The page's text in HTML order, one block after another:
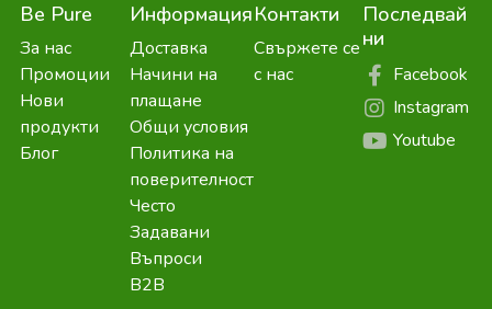
Be Pure
За нас
Промоции
Нови
продукти
Блог
Информация
Доставка
Начини на
плащане
Общи условия
Политика на
поверителност
Често
Задавани
Въпроси
B2B
Контакти
Свържете се
с нас
Последвай
ни
Facebook
Instagram
Youtube